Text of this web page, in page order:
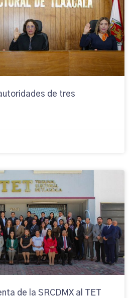
de tres
de la SRCDMX al TET